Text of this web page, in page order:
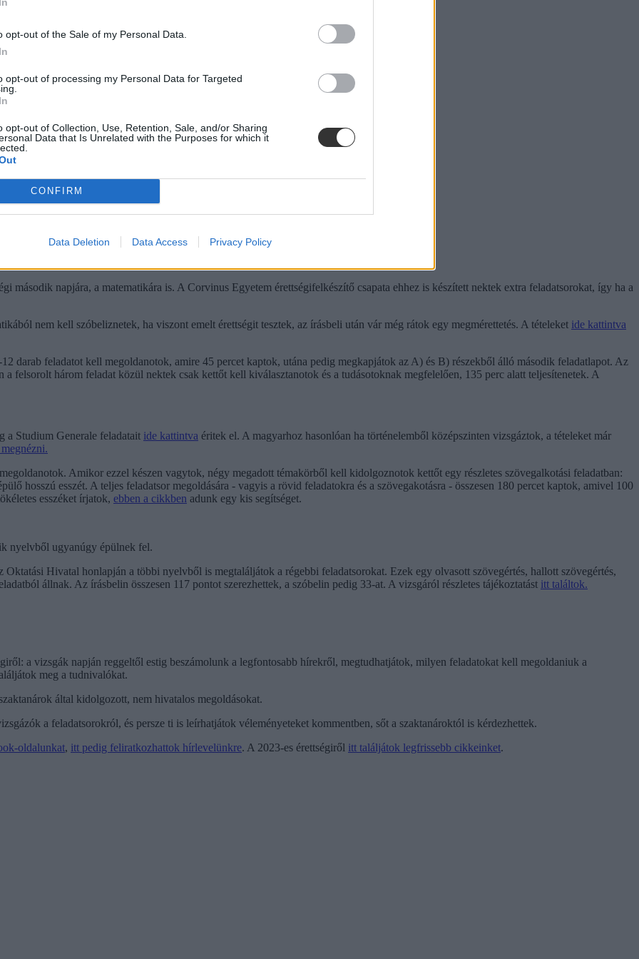
opt-out of the Sale of my Personal Data.
opt-out of processing my Personal Data for Targeted
opt-out of Collection, Use, Retention, Sale, and/or Sharing
Data that Is Unrelated with the Purposes for which it
CONFIRM
Data Deletion Data Access Privacy Policy
második napjára, a matematikára is. A Corvinus Egyetem érettségifelkészítő csapata ehhez is készített nektek extra feladatsorokat, így ha a
nem kell szóbeliznetek, ha viszont emelt érettségit tesztek, az írásbeli után vár még rátok egy megmérettetés. A tételeket ide kattintva
darab feladatot kell megoldanotok, amire 45 percet kaptok, utána pedig megkapjátok az A) és B) részekből álló második feladatlapot. Az
felsorolt három feladat közül nektek csak kettőt kell kiválasztanotok és a tudásotoknak megfelelően, 135 perc alatt teljesítenetek. A
a Studium Generale feladatait ide kattintva éritek el. A magyarhoz hasonlóan ha történelemből középszinten vizsgáztok, a tételeket már
Amikor ezzel készen vagytok, négy megadott témakörből kell kidolgoznotok kettőt egy részletes szövegalkotási feladatban:
hosszú esszét. A teljes feladatsor megoldására - vagyis a rövid feladatokra és a szövegakotásra - összesen 180 percet kaptok, amivel 100
esszéket írjatok, ebben a cikkben adunk egy kis segítséget.
nyelvből ugyanúgy épülnek fel.
Oktatási Hivatal honlapján a többi nyelvből is megtaláljátok a régebbi feladatsorokat. Ezek egy olvasott szövegértés, hallott szövegértés,
állnak. Az írásbelin összesen 117 pontot szerezhettek, a szóbelin pedig 33-at. A vizsgáról részletes tájékoztatást itt találtok.
a vizsgák napján reggeltől estig beszámolunk a legfontosabb hírekről, megtudhatjátok, milyen feladatokat kell megoldaniuk a
meg a tudnivalókat.
által kidolgozott, nem hivatalos megoldásokat.
a feladatsorokról, és persze ti is leírhatjátok véleményeteket kommentben, sőt a szaktanároktól is kérdezhettek.
oldalunkat, itt pedig feliratkozhattok hírlevelünkre. A 2023-es érettségiről itt találjátok legfrissebb cikkeinket.